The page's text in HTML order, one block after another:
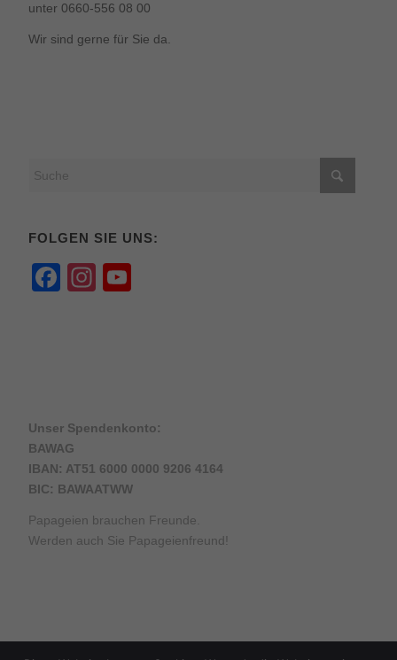
unter 0660-556 08 00
Wir sind gerne für Sie da.
FOLGEN SIE UNS:
Facebook
Instagram
Unser Spendenkonto:
BAWAG
IBAN: AT51 6000 0000 9206 4164
BIC: BAWAATWW
Papageien brauchen Freunde.
Werden auch Sie Papageienfreund!